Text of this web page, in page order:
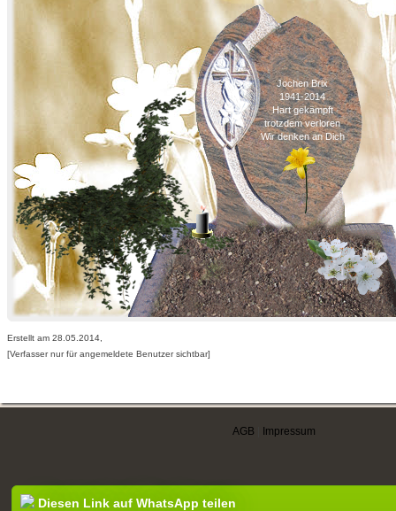
Jochen Brix
1941-2014
Hart gekämpft
trotzdem verloren
Wir denken an Dich
Erstellt am 28.05.2014,
[Verfasser nur für angemeldete Benutzer sichtbar]
AGB Impressum
Diesen Link auf WhatsApp teilen